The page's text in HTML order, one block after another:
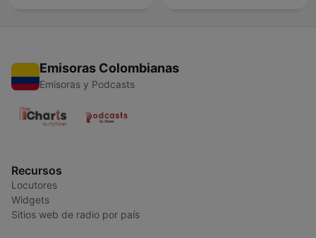
Emisoras Colombianas
Emisoras y Podcasts
Recursos
Locutores
Widgets
Sitios web de radio por país